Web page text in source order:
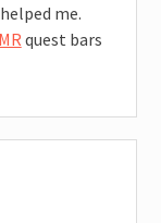
me.
quest bars